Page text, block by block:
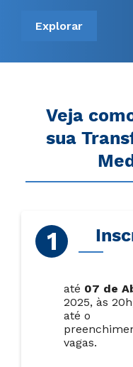
Explorar
Veja
sua
até 07 de
2025, às
até o
vagas.